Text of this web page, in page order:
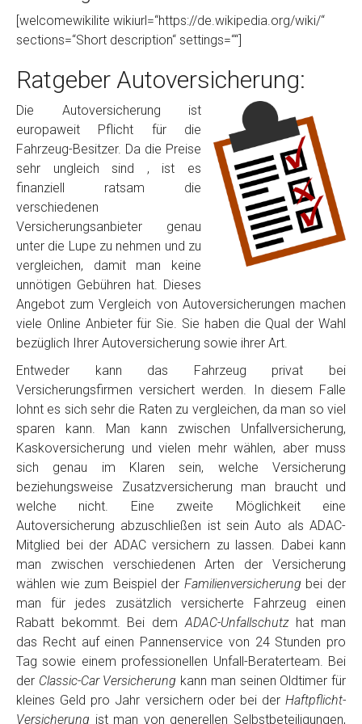
[welcomewikilite wikiurl=“https://de.wikipedia.org/wiki/“
sections=“Short description“ settings=““]
Ratgeber Autoversicherung:
Die Autoversicherung ist
europaweit Pflicht für die
Fahrzeug-Besitzer. Da die Preise
sehr ungleich sind , ist es
finanziell ratsam die
verschiedenen
Versicherungsanbieter genau
unter die Lupe zu nehmen und zu
vergleichen, damit man keine
unnötigen Gebühren hat. Dieses
Angebot zum Vergleich von Autoversicherungen machen
viele Online Anbieter für Sie. Sie haben die Qual der Wahl
bezüglich Ihrer Autoversicherung sowie ihrer Art.
Entweder kann das Fahrzeug privat bei
Versicherungsfirmen versichert werden. In diesem Falle
lohnt es sich sehr die Raten zu vergleichen, da man so viel
sparen kann. Man kann zwischen Unfallversicherung,
Kaskoversicherung und vielen mehr wählen, aber muss
sich genau im Klaren sein, welche Versicherung
beziehungsweise Zusatzversicherung man braucht und
welche nicht. Eine zweite Möglichkeit eine
Autoversicherung abzuschließen ist sein Auto als ADAC-
Mitglied bei der ADAC versichern zu lassen. Dabei kann
man zwischen verschiedenen Arten der Versicherung
wählen wie zum Beispiel der Familienversicherung bei der
man für jedes zusätzlich versicherte Fahrzeug einen
Rabatt bekommt. Bei demADAC-Unfallschutzhat man
das Recht auf einen Pannenservice von 24 Stunden pro
Tag sowie einem professionellen Unfall-Beraterteam. Bei
der Classic-Car Versicherung kann man seinen Oldtimer für
kleines Geld pro Jahr versichern oder bei der Haftpflicht-
Versicherung ist man von generellen Selbstbeteiligungen,